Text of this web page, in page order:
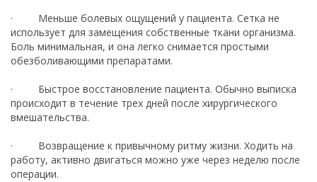
· Меньше болевых ощущений у пациента. Сетка не
использует для замещения собственные ткани организма.
Боль минимальная, и она легко снимается простыми
обезболивающими препаратами.
· Быстрое восстановление пациента. Обычно выписка
происходит в течение трех дней после хирургического
вмешательства.
· Возвращение к привычному ритму жизни. Ходить на
работу, активно двигаться можно уже через неделю после
операции.